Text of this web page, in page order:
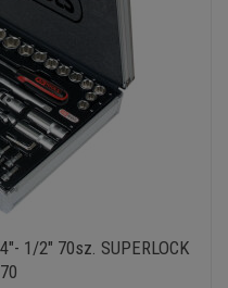
1/2" 70sz. SUPERLOCK